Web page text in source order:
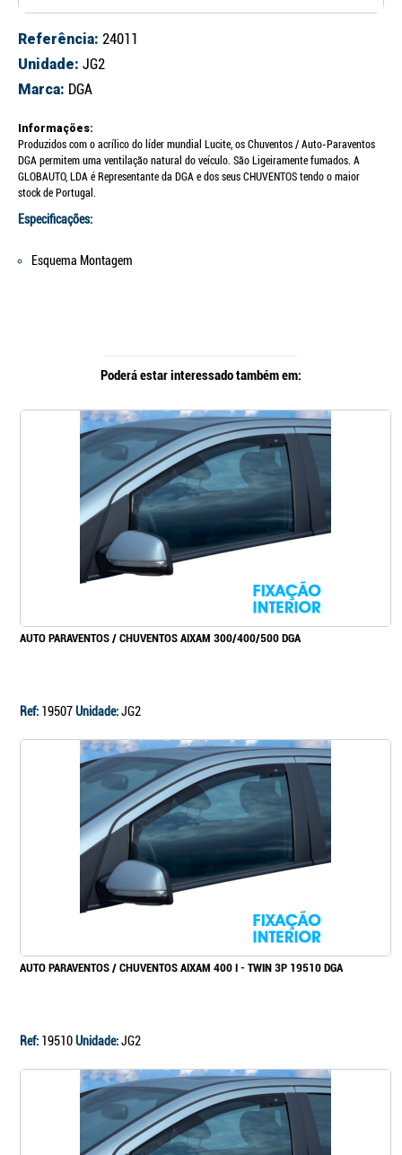
Referência: 24011
Unidade: JG2
Marca: DGA
Informações:
Produzidos com o acrílico do líder mundial Lucite, os Chuventos / Auto-Paraventos
DGA permitem uma ventilação natural do veículo. São Ligeiramente fumados. A
GLOBAUTO, LDA é Representante da DGA e dos seus CHUVENTOS tendo o maior
stock de Portugal.
Especificações:
Esquema Montagem
Poderá estar interessado também em:
AUTO PARAVENTOS / CHUVENTOS AIXAM 300/400/500 DGA
Ref: 19507Unidade:JG2
AUTO PARAVENTOS / CHUVENTOS AIXAM 400 I - TWIN 3P 19510 DGA
Ref: 19510Unidade:JG2